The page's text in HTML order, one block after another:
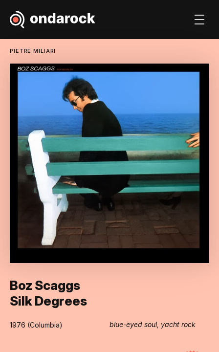
PIETRE MILIARI
Boz Scaggs
Silk Degrees
1976 (Columbia) blue-eyed soul, yacht rock